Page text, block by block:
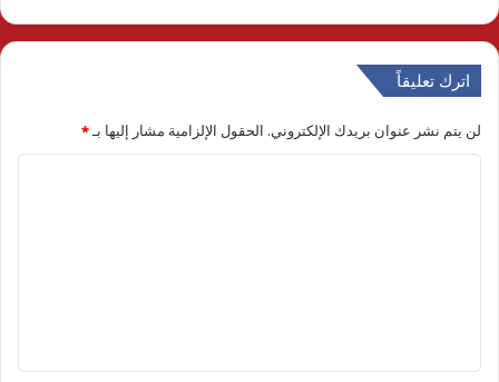
اترك تعليقاً
لن يتم نشر عنوان بريدك الإلكتروني. الحقول الإلزامية مشار إليها بـ*
ق